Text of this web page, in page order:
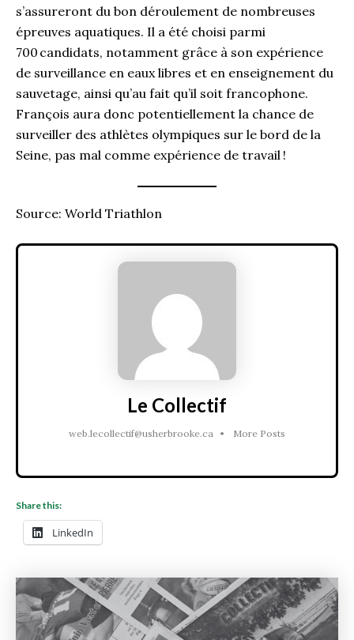
s’assureront du bon déroulement de nombreuses
épreuves aquatiques. Il a été choisi parmi
700 candidats, notamment grâce à son expérience
de surveillance en eaux libres et en enseignement du
sauvetage, ainsi qu’au fait qu’il soit francophone.
François aura donc potentiellement la chance de
surveiller des athlètes olympiques sur le bord de la
Seine, pas mal comme expérience de travail !
Source: World Triathlon
Le Collectif
web.lecollectif@usherbrooke.ca • More Posts
Share this:
LinkedIn